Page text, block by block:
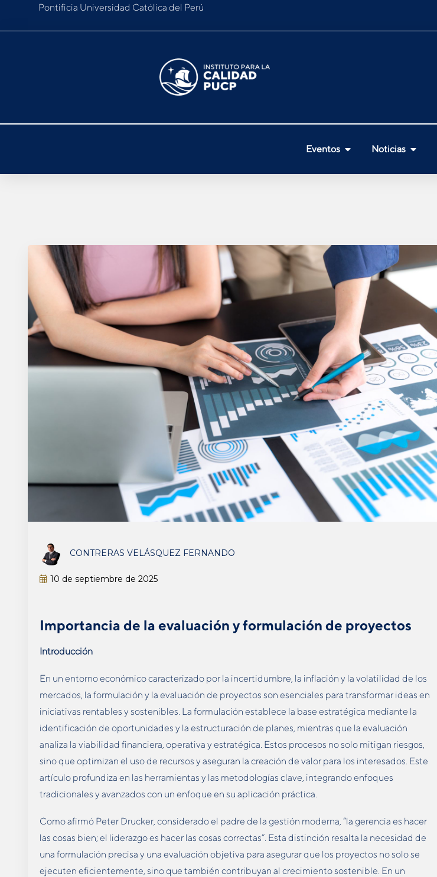
Pontificia Universidad Católica del Perú
Eventos Noticias
CONTRERAS VELÁSQUEZ FERNANDO
10 de septiembre de 2025
Importancia de la evaluación y formulación de proyectos
Introducción
En un entorno económico caracterizado por la incertidumbre, la inflación y la volatilidad de los
mercados, la formulación y la evaluación de proyectos son esenciales para transformar ideas en
iniciativas rentables y sostenibles. La formulación establece la base estratégica mediante la
identificación de oportunidades y la estructuración de planes, mientras que la evaluación
analiza la viabilidad financiera, operativa y estratégica. Estos procesos no solo mitigan riesgos,
sino que optimizan el uso de recursos y aseguran la creación de valor para los interesados. Este
artículo profundiza en las herramientas y las metodologías clave, integrando enfoques
tradicionales y avanzados con un enfoque en su aplicación práctica.
Como afirmó Peter Drucker, considerado el padre de la gestión moderna, “la gerencia es hacer
las cosas bien; el liderazgo es hacer las cosas correctas”. Esta distinción resalta la necesidad de
una formulación precisa y una evaluación objetiva para asegurar que los proyectos no solo se
ejecuten eficientemente, sino que también contribuyan al crecimiento sostenible. En un